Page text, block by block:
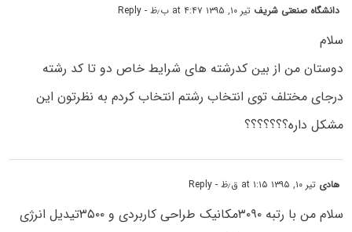
دانشگاه صنعتی شریف تیر ۱۰, ۱۳۹۵ at ۴:۴۷ ب٫ظ - Reply
سلام
دوستان من از بین کدرشته های شرایط خاص دو تا کد رشته
درجای مختلف توی انتخاب رشتم انتخاب کردم به نظرتون این
مشکل داره؟؟؟؟؟؟؟
هادی تیر ۱۰, ۱۳۹۵ at ۱:۱۵ ق٫ظ - Reply
سلام من با رتبه ۳۰۹۰مکانیک طراحی کاربردی و ۳۵۰۰تیدیل انرژی